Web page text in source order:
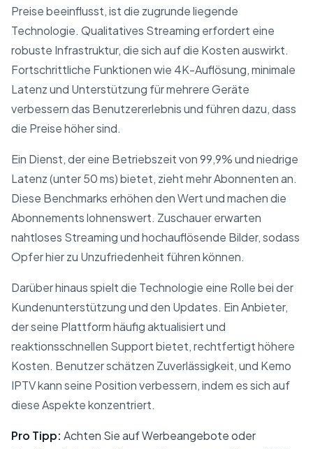
Preise beeinflusst, ist die zugrunde liegende
Technologie. Qualitatives Streaming erfordert eine
robuste Infrastruktur, die sich auf die Kosten auswirkt.
Fortschrittliche Funktionen wie 4K-Auflösung, minimale
Latenz und Unterstützung für mehrere Geräte
verbessern das Benutzererlebnis und führen dazu, dass
die Preise höher sind.
Ein Dienst, der eine Betriebszeit von 99,9% und niedrige
Latenz (unter 50 ms) bietet, zieht mehr Abonnenten an.
Diese Benchmarks erhöhen den Wert und machen die
Abonnements lohnenswert. Zuschauer erwarten
nahtloses Streaming und hochauflösende Bilder, sodass
Opfer hier zu Unzufriedenheit führen können.
Darüber hinaus spielt die Technologie eine Rolle bei der
Kundenunterstützung und den Updates. Ein Anbieter,
der seine Plattform häufig aktualisiert und
reaktionsschnellen Support bietet, rechtfertigt höhere
Kosten. Benutzer schätzen Zuverlässigkeit, und Kemo
IPTV kann seine Position verbessern, indem es sich auf
diese Aspekte konzentriert.
Pro Tipp: Achten Sie auf Werbeangebote oder